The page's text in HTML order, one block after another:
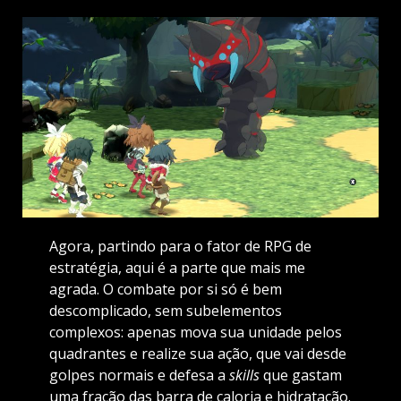
Agora, partindo para o fator de RPG de
estratégia, aqui é a parte que mais me
agrada. O combate por si só é bem
descomplicado, sem subelementos
complexos: apenas mova sua unidade pelos
quadrantes e realize sua ação, que vai desde
golpes normais e defesa a skillsque gastam
uma fração das barra de caloria e hidratação.